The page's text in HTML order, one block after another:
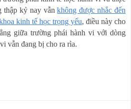
thập kỷ nay vẫnkhông được nhắc đến
kinh tế học trọng yếu, điều này cho
giữa trường phái hành vi với dòng
vẫn đang bị cho ra rìa.